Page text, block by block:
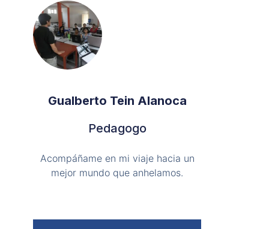
Gualberto Tein Alanoca
Pedagogo
Acompáñame en mi viaje hacia un
mejor mundo que anhelamos.